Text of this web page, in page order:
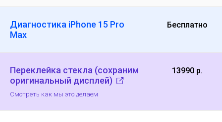
Диагностика iPhone 15 Pro
Max
Бесплатно
Переклейка стекла (сохраним
оригинальный дисплей)
Смотреть как мы это делаем
13990 р.